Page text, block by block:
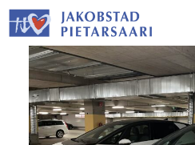
Hoppa
till
innehållet